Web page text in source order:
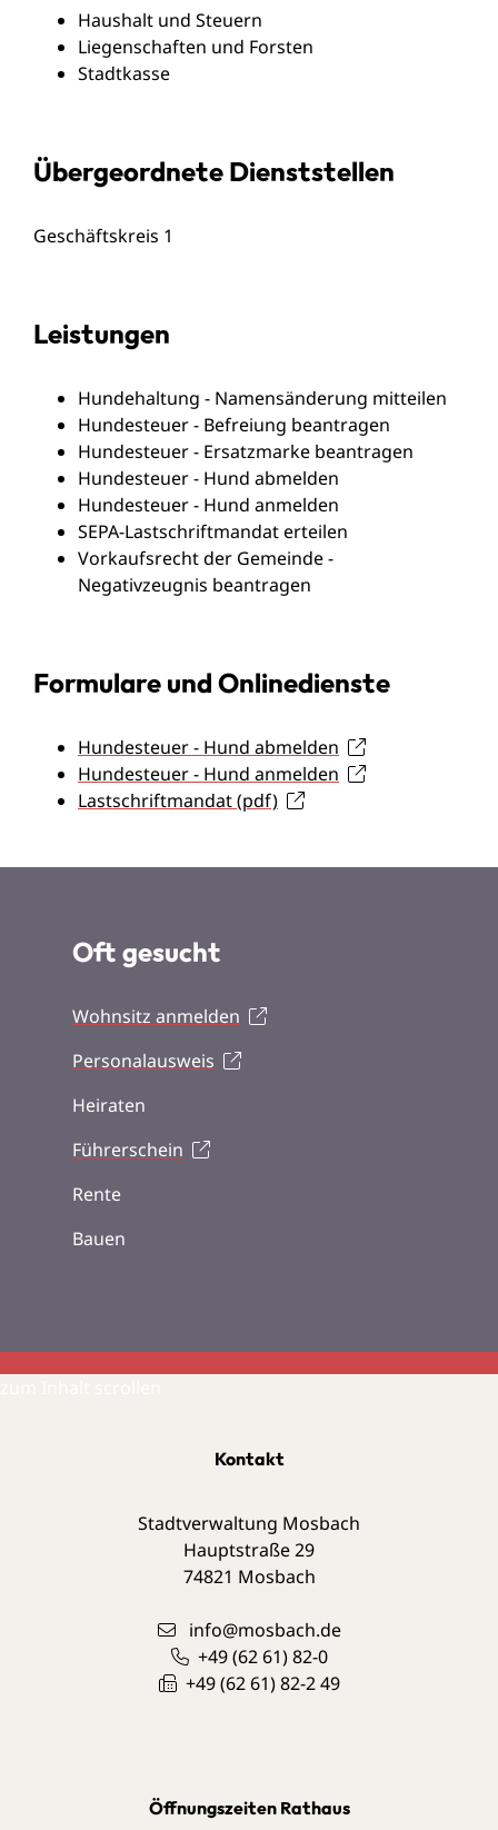
Haushalt und Steuern
Liegenschaften und Forsten
Stadtkasse
Übergeordnete Dienststellen
Geschäftskreis 1
Leistungen
Hundehaltung - Namensänderung mitteilen
Hundesteuer - Befreiung beantragen
Hundesteuer - Ersatzmarke beantragen
Hundesteuer - Hund abmelden
Hundesteuer - Hund anmelden
SEPA-Lastschriftmandat erteilen
Vorkaufsrecht der Gemeinde -
Negativzeugnis beantragen
Formulare und Onlinedienste
Hundesteuer - Hund abmelden
Hundesteuer - Hund anmelden
Lastschriftmandat (pdf)
Oft gesucht
Wohnsitz anmelden
Personalausweis
Heiraten
Führerschein
Rente
Bauen
Kontakt
Stadtverwaltung Mosbach
Hauptstraße 29
74821 Mosbach
info@mosbach.de
+49 (62 61) 82-0
+49 (62 61) 82-2 49
Öffnungszeiten Rathaus